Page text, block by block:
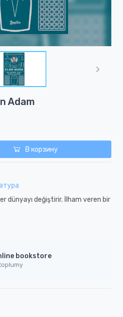
Adam
В корзину
dünyayı değiştirir. İlham veren bir
bookstore